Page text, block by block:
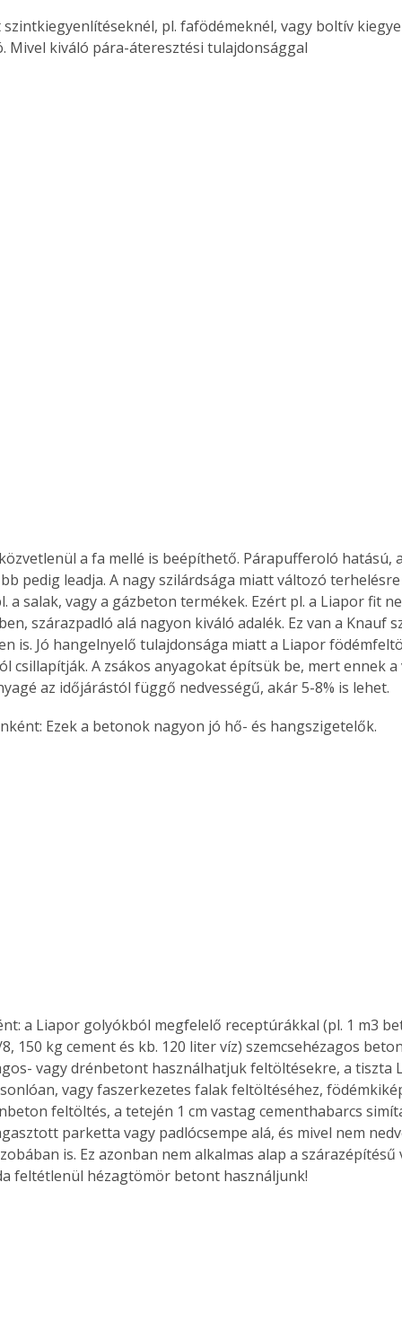
az
Old
új,
egyedi
Bővebb információ itt!
Együtt jobban megéri! A
könyvek tetszőleges
párosítással kedvezményes
áron, 0 Ft postaköltséggel
megrendelhetők!
szintkiegyenlítéseknél, pl. fafödémeknél, vagy boltív
Mivel kiváló pára-áteresztési tulajdonsággal
a fa mellé is beépíthető. Párapufferoló hatású,
pedig leadja. A nagy szilárdsága miatt változó
a salak, vagy a gázbeton termékek. Ezért pl. a Liapor fit
szárazpadló alá nagyon kiváló adalék. Ez van a Knauf
is. Jó hangelnyelő tulajdonsága miatt a Liapor
csillapítják. A zsákos anyagokat építsük be, mert ennek
az időjárástól függő nedvességű, akár 5-8% is lehet.
Ezek a betonok nagyon jó hő- és hangszigetelők.
a Liapor golyókból megfelelő receptúrákkal (pl. 1 m3
150 kg cement és kb. 120 liter víz) szemcsehézagos
vagy drénbetont használhatjuk feltöltésekre, a tiszta
vagy faszerkezetes falak feltöltéséhez,
feltöltés, a tetején 1 cm vastag cementhabarcs
parketta vagy padlócsempe alá, és mivel nem
is. Ez azonban nem alkalmas alap a
feltétlenül hézagtömör betont használjunk!